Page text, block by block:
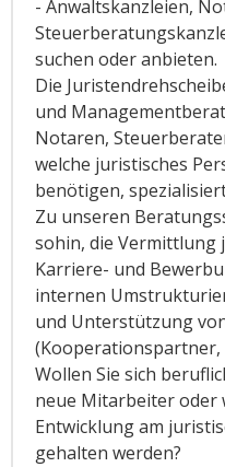
- Anwaltskanzleien,
suchen oder anbieten.
Die
und
Notaren,
welche juristisches
benötigen,
Zu unseren
sohin, die Vermittlung
Karriere- und
internen
und Unterstützung
(Kooperationspartner,
Wollen Sie sich
neue Mitarbeiter oder
Entwicklung am
gehalten werden?